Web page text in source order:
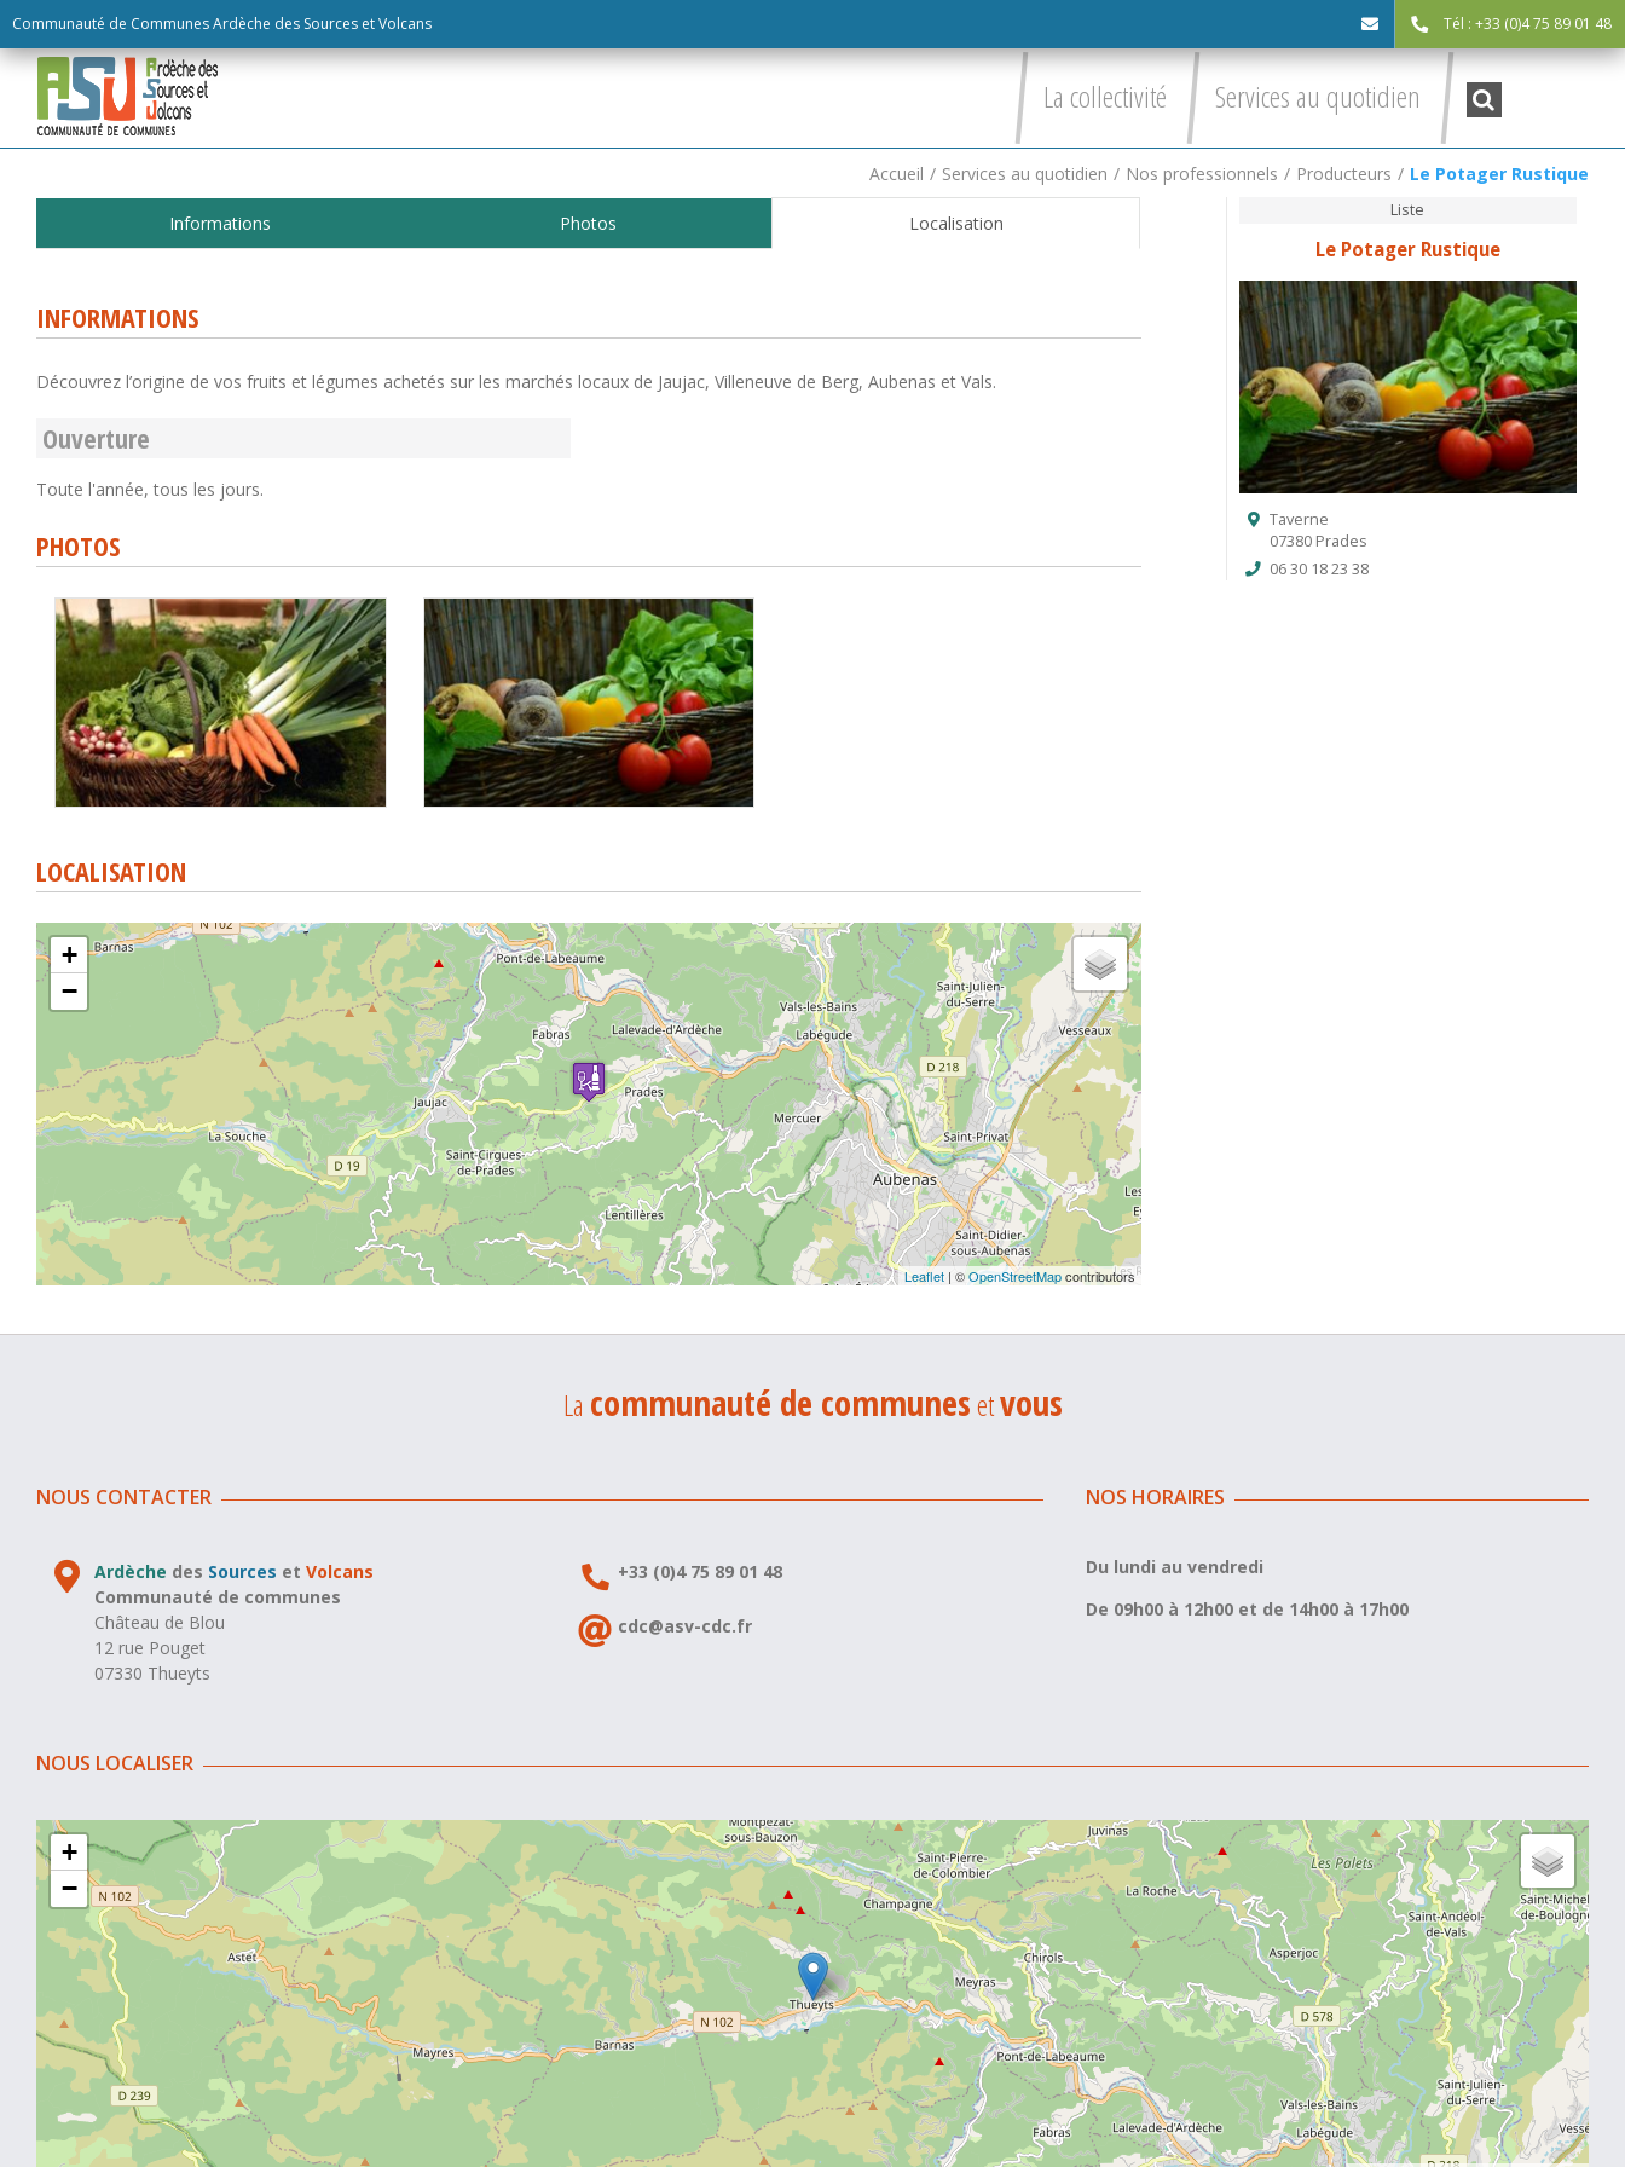
Communauté de Communes Ardèche des Sources et Volcans Tél : +33 (0)4 75 89 01 48
to
content
La collectivité Services au quotidien Recherche
:
Accueil / Services au quotidien / Nos professionnels / Producteurs / Le Potager Rustique
Informations Photos Localisation
INFORMATIONS
Découvrez l’origine de vos fruits et légumes achetés sur les marchés locaux de Jaujac, Villeneuve de Berg, Aubenas et Vals.
Ouverture
Toute l'année, tous les jours.
PHOTOS
LOCALISATION
+
−
Leaflet| ©OpenStreetMapcontributors
Liste
Le Potager Rustique
Taverne
07380 Prades
06 30 18 23 38
La communauté de communesetvous
NOUS CONTACTER
Ardèche des Sources etVolcans
Communauté de communes
Château de Blou
12 rue Pouget
07330 Thueyts
+33 (0)4 75 89 01 48
cdc@asv-cdc.fr
NOS HORAIRES
Du lundi au vendredi
De 09h00 à 12h00 et de 14h00 à 17h00
NOUS LOCALISER
+
−